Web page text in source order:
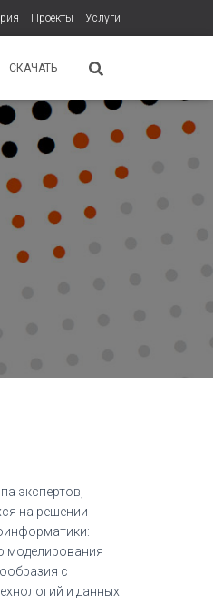
Проекты Услуги
СКАЧАТЬ
экспертов,
на решении
моделирования
с
и данных